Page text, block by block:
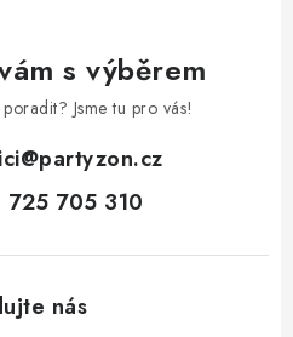
s výběrem
Jsme tu pro vás!
@partyzon.cz
705 310